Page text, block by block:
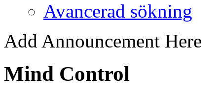
Avancerad sökning
Add Announcement Here
Mind Control